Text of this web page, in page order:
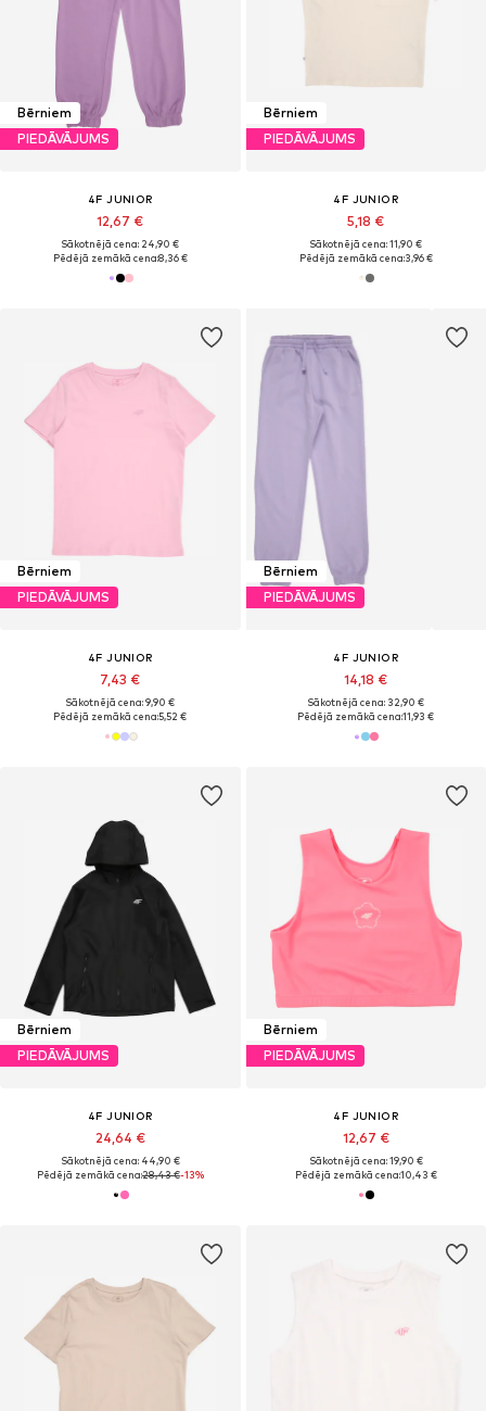
Bērniem
PIEDĀVĀJUMS
4F JUNIOR
12,67 €
Sākotnējā cena: 24,90 €
Pēdējā zemākā cena:8,36 €
Bērniem
PIEDĀVĀJUMS
4F JUNIOR
5,18 €
Sākotnējā cena: 11,90 €
Pēdējā zemākā cena:3,96 €
Bērniem
PIEDĀVĀJUMS
4F JUNIOR
7,43 €
Sākotnējā cena: 9,90 €
Pēdējā zemākā cena:5,52 €
Bērniem
PIEDĀVĀJUMS
4F JUNIOR
14,18 €
Sākotnējā cena: 32,90 €
Pēdējā zemākā cena:11,93 €
Bērniem
PIEDĀVĀJUMS
4F JUNIOR
24,64 €
Sākotnējā cena: 44,90 €
Pēdējā zemākā cena:28,43 €-13%
Bērniem
PIEDĀVĀJUMS
4F JUNIOR
12,67 €
Sākotnējā cena: 19,90 €
Pēdējā zemākā cena:10,43 €